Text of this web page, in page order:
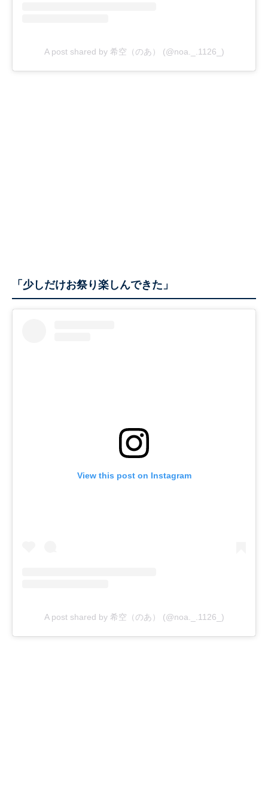
A post shared by 希空（のあ） (@noa._.1126_)
「少しだけお祭り楽しんできた」
View this post on Instagram
A post shared by 希空（のあ） (@noa._.1126_)